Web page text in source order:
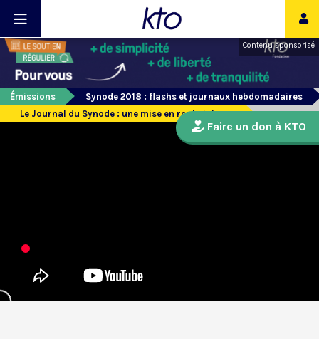
Contenu sponsorisé
Émissions
Synode 2018 : flashs et journaux hebdomadaires
Le Journal du Synode : une mise en route intense
Faire un don à KTO